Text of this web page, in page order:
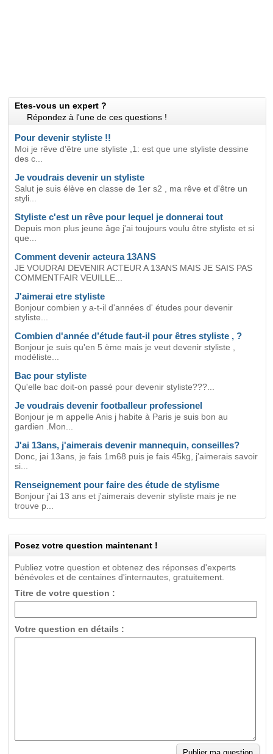
Etes-vous un expert ?
Répondez à l'une de ces questions !
Pour devenir styliste !!
Moi je rêve d'être une styliste ,1: est que une styliste dessine
des c...
Je voudrais devenir un styliste
Salut je suis élève en classe de 1er s2 , ma rêve et d'être un
styli...
Styliste c'est un rêve pour lequel je donnerai tout
Depuis mon plus jeune âge j'ai toujours voulu être styliste et si
que...
Comment devenir acteura 13ANS
JE VOUDRAI DEVENIR ACTEUR A 13ANS MAIS JE SAIS PAS
COMMENTFAIR VEUILLE...
J'aimerai etre styliste
Bonjour combien y a-t-il d'années d' études pour devenir
styliste...
Combien d'année d’étude faut-il pour êtres styliste , ?
Bonjour je suis qu'en 5 ème mais je veut devenir styliste ,
modéliste...
Bac pour styliste
Qu'elle bac doit-on passé pour devenir styliste???...
Je voudrais devenir footballeur professionel
Bonjour je m appelle Anis j habite à Paris je suis bon au
gardien .Mon...
J'ai 13ans, j'aimerais devenir mannequin, conseilles?
Donc, jai 13ans, je fais 1m68 puis je fais 45kg, j'aimerais savoir
si...
Renseignement pour faire des étude de stylisme
Bonjour j'ai 13 ans et j'aimerais devenir styliste mais je ne
trouve p...
Posez votre question maintenant !
Publiez votre question et obtenez des réponses d'experts
bénévoles et de centaines d'internautes, gratuitement.
Titre de votre question :
Votre question en détails :